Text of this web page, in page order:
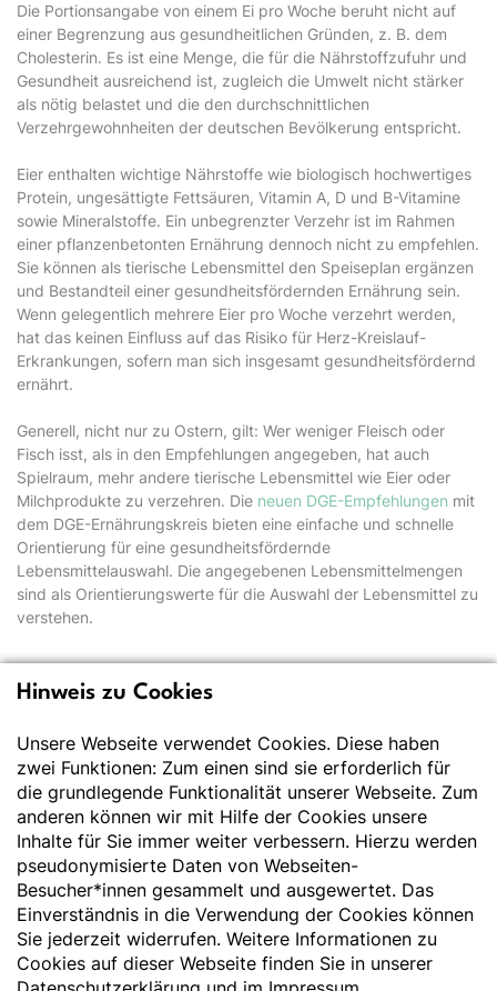
Die Portionsangabe von einem Ei pro Woche beruht nicht auf
einer Begrenzung aus gesundheitlichen Gründen, z. B. dem
Cholesterin. Es ist eine Menge, die für die Nährstoffzufuhr und
Gesundheit ausreichend ist, zugleich die Umwelt nicht stärker
als nötig belastet und die den durchschnittlichen
Verzehrgewohnheiten der deutschen Bevölkerung entspricht.
Eier enthalten wichtige Nährstoffe wie biologisch hochwertiges
Protein, ungesättigte Fettsäuren, Vitamin A, D und B-Vitamine
sowie Mineralstoffe. Ein unbegrenzter Verzehr ist im Rahmen
einer pflanzenbetonten Ernährung dennoch nicht zu empfehlen.
Sie können als tierische Lebensmittel den Speiseplan ergänzen
und Bestandteil einer gesundheitsfördernden Ernährung sein.
Wenn gelegentlich mehrere Eier pro Woche verzehrt werden,
hat das keinen Einfluss auf das Risiko für Herz-Kreislauf-
Erkrankungen, sofern man sich insgesamt gesundheitsfördernd
ernährt.
Generell, nicht nur zu Ostern, gilt: Wer weniger Fleisch oder
Fisch isst, als in den Empfehlungen angegeben, hat auch
Spielraum, mehr andere tierische Lebensmittel wie Eier oder
Milchprodukte zu verzehren. Die neuen DGE-Empfehlungen mit
dem DGE-Ernährungskreis bieten eine einfache und schnelle
Orientierung für eine gesundheitsfördernde
Lebensmittelauswahl. Die angegebenen Lebensmittelmengen
sind als Orientierungswerte für die Auswahl der Lebensmittel zu
verstehen.
für Ernährung e.V.
Der Wissenschaft verpflichtet - Ihre Partnerin für
Essen und Trinken
Deutsche Gesellschaft für Ernährung e. V.
Godesberger Allee 136
53175 Bonn
Tel:+49 228 3776-600
Fax:
+49 228 3776-800
Hinweis zu Cookies
Unsere Webseite verwendet Cookies. Diese haben
zwei Funktionen: Zum einen sind sie erforderlich für
die grundlegende Funktionalität unserer Webseite. Zum
anderen können wir mit Hilfe der Cookies unsere
Inhalte für Sie immer weiter verbessern. Hierzu werden
pseudonymisierte Daten von Webseiten-
Besucher*innen gesammelt und ausgewertet. Das
Einverständnis in die Verwendung der Cookies können
Sie jederzeit widerrufen. Weitere Informationen zu
Cookies auf dieser Webseite finden Sie in unserer